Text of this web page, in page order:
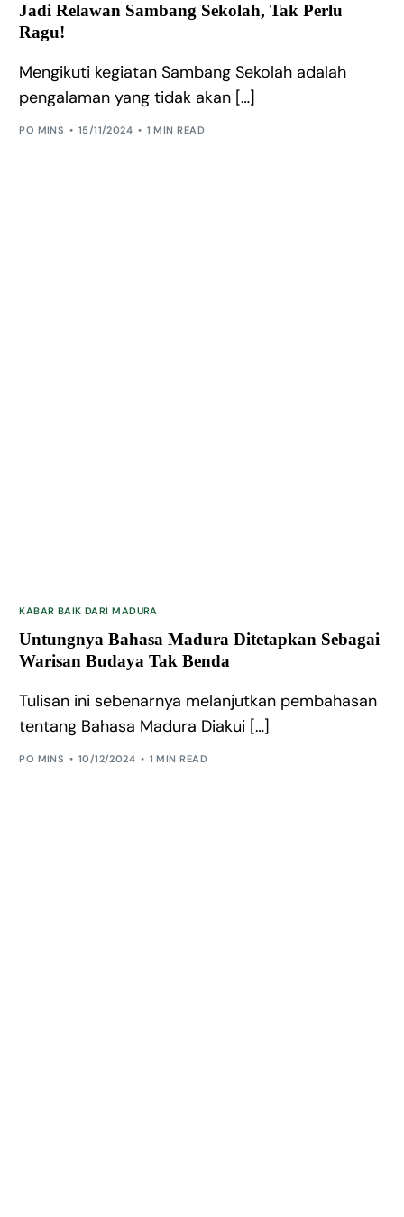
Jadi Relawan Sambang Sekolah, Tak Perlu
Ragu!
Mengikuti kegiatan Sambang Sekolah adalah
pengalaman yang tidak akan […]
PO MINS 15/11/2024 1 MIN READ
KABAR BAIK DARI MADURA
Untungnya Bahasa Madura Ditetapkan Sebagai
Warisan Budaya Tak Benda
Tulisan ini sebenarnya melanjutkan pembahasan
tentang Bahasa Madura Diakui […]
PO MINS 10/12/2024 1 MIN READ